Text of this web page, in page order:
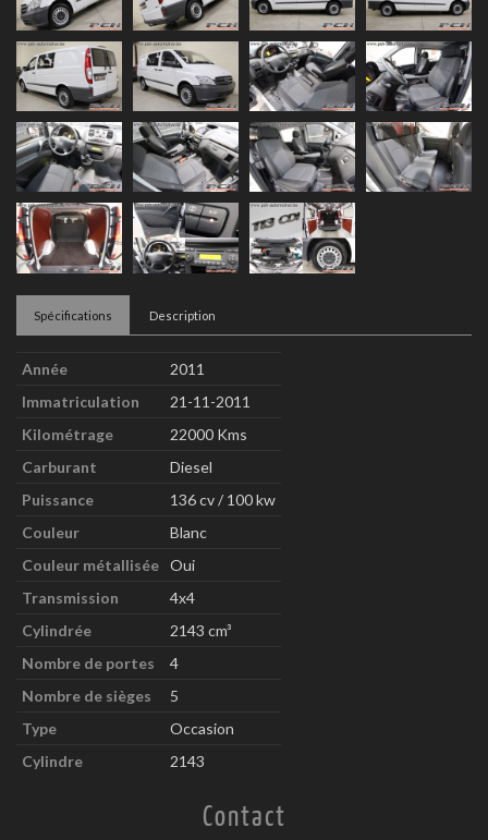
Spécifications Description
Année
2011
Immatriculation
21-11-2011
Kilométrage
22000 Kms
Carburant
Diesel
Puissance
136 cv / 100 kw
Couleur
Blanc
Couleur métallisée Oui
Transmission
4x4
Cylindrée
2143 cm³
Nombre de portes
4
Nombre de sièges
5
Type
Occasion
Cylindre
2143
Contact